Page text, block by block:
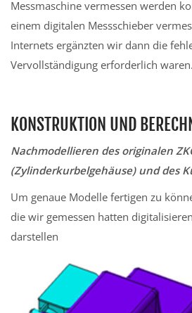
Messmaschine vermessen werden
einem digitalen Messschieber
Internets ergänzten wir dann die
Vervollständigung erforderlich waren.
KONSTRUKTION UND
Nachmodellieren des originalen
(Zylinderkurbelgehäuse) und des
Um genaue Modelle fertigen zu
die wir gemessen hatten
darstellen